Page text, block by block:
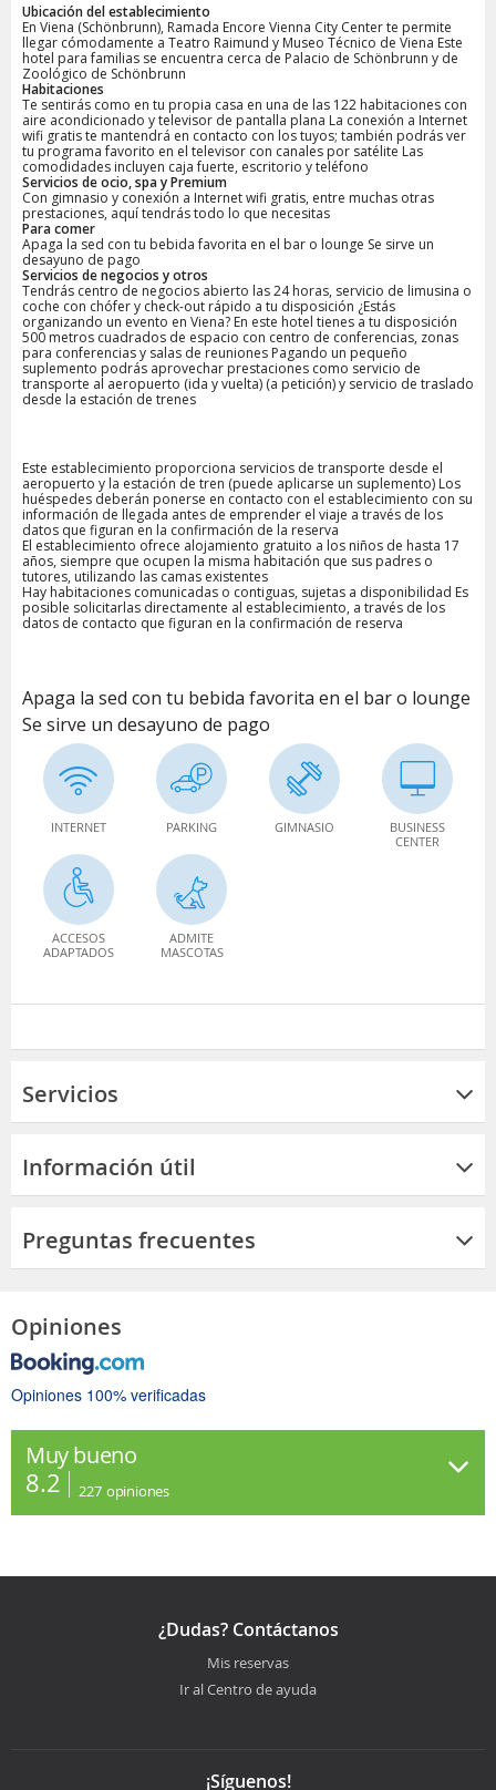
Ubicación del establecimiento
En Viena (Schönbrunn), Ramada Encore Vienna City Center te permite
llegar cómodamente a Teatro Raimund y Museo Técnico de Viena Este
hotel para familias se encuentra cerca de Palacio de Schönbrunn y de
Zoológico de Schönbrunn
Habitaciones
Te sentirás como en tu propia casa en una de las 122 habitaciones con
aire acondicionado y televisor de pantalla plana La conexión a Internet
wifi gratis te mantendrá en contacto con los tuyos; también podrás ver
tu programa favorito en el televisor con canales por satélite Las
comodidades incluyen caja fuerte, escritorio y teléfono
Servicios de ocio, spa y Premium
Con gimnasio y conexión a Internet wifi gratis, entre muchas otras
prestaciones, aquí tendrás todo lo que necesitas
Para comer
Apaga la sed con tu bebida favorita en el bar o lounge Se sirve un
desayuno de pago
Servicios de negocios y otros
Tendrás centro de negocios abierto las 24 horas, servicio de limusina o
coche con chófer y check-out rápido a tu disposición ¿Estás
organizando un evento en Viena? En este hotel tienes a tu disposición
500 metros cuadrados de espacio con centro de conferencias, zonas
para conferencias y salas de reuniones Pagando un pequeño
suplemento podrás aprovechar prestaciones como servicio de
transporte al aeropuerto (ida y vuelta) (a petición) y servicio de traslado
desde la estación de trenes
Este establecimiento proporciona servicios de transporte desde el
aeropuerto y la estación de tren (puede aplicarse un suplemento) Los
huéspedes deberán ponerse en contacto con el establecimiento con su
información de llegada antes de emprender el viaje a través de los
datos que figuran en la confirmación de la reserva
El establecimiento ofrece alojamiento gratuito a los niños de hasta 17
años, siempre que ocupen la misma habitación que sus padres o
tutores, utilizando las camas existentes
Hay habitaciones comunicadas o contiguas, sujetas a disponibilidad Es
posible solicitarlas directamente al establecimiento, a través de los
datos de contacto que figuran en la confirmación de reserva
Apaga la sed con tu bebida favorita en el bar o lounge
Se sirve un desayuno de pago
INTERNET PARKING GIMNASIO
BUSINESS
CENTER
ACCESOS
ADAPTADOS
ADMITE
MASCOTAS
Servicios
Información útil
Preguntas frecuentes
Opiniones
Opiniones 100% verificadas
Muy bueno
8.2 227 opiniones
¿Dudas? Contáctanos
Mis reservas
Ir al Centro de ayuda
¡Síguenos!